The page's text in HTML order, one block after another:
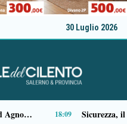
30 Luglio 2026
14:14